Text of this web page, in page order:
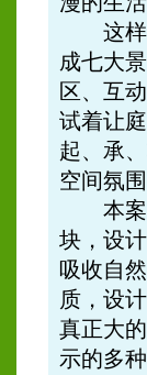
这样，
成七大
区、互
试着让
起、承
空间氛
本案三
块，设
吸收自
质，设
真正大
示的多